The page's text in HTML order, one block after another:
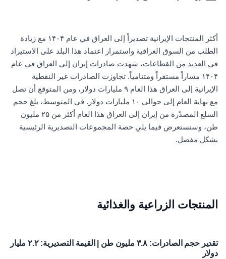
أكثر المنتجات الإيرانية تصديراً إلى العراق في عام ۱۴۰۴ مع زيادة
الطلب من السوق العراقية واستمرار اعتماد هذا البلد على الاستيراد
في العديد من القطاعات، شهدت صادرات إيران إلى العراق في عام
۱۴۰۴ مساراً مستقراً ومتنامياً. تجاوزت الصادرات غير النفطية
الإيرانية إلى العراق هذا العام ۹ مليارات دولار، ومن المتوقع أن تصل
مع نهاية العام إلى حوالي ۱۰ مليارات دولار. في المتوسط، بلغ حجم
السلع المصدّرة من إيران إلى العراق هذا العام أكثر من ۲۵ مليون
طن، وسنستعرض فيما يلي حصة المجموعات التصديرية الرئيسية
بشكل مفصل.
المنتجات الزراعية والغذائية
تقدير حجم الصادرات: ۳.۸ مليون طن | القيمة التصديرية: ۲.۲ مليار
دولار